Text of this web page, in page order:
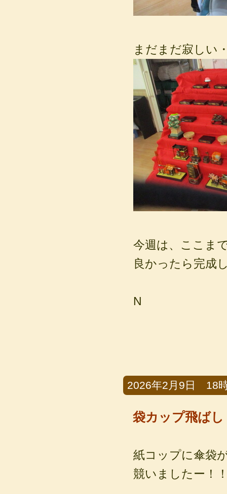
まだまだ寂しい
今週は、ここま
良かったら完成
N
2026年2月9日 18
袋カップ飛ばし
紙コップに傘袋
競いましたー！